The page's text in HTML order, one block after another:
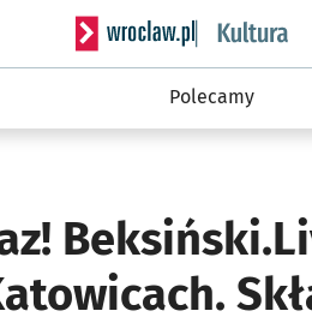
Serwis informacyjny
Polecamy